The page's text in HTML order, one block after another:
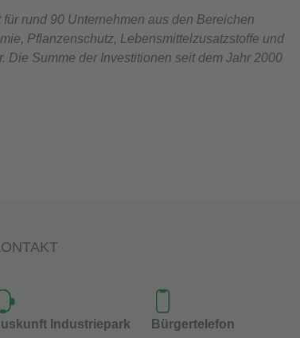
rund 90 Unternehmen aus den Bereichen
Pflanzenschutz, Lebensmittelzusatzstoffe und
Die Summe der Investitionen seit dem Jahr 2000
Industriepark
Bürgertelefon